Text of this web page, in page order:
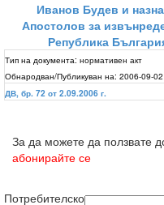
Иванов Будев и
Апостолов за
Република
Тип на документа: нормативен акт
Обнародван/Публикуван на: 2006-09-02
ДВ, бр. 72 от 2.09.2006 г.
За да можете да ползвате
абонирайте се
Потребителско